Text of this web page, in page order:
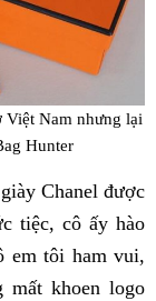
Việt Nam nhưng lại
Hunter
Chanel được
tiệc, cô ấy hào
em tôi ham vui,
mất khoen logo